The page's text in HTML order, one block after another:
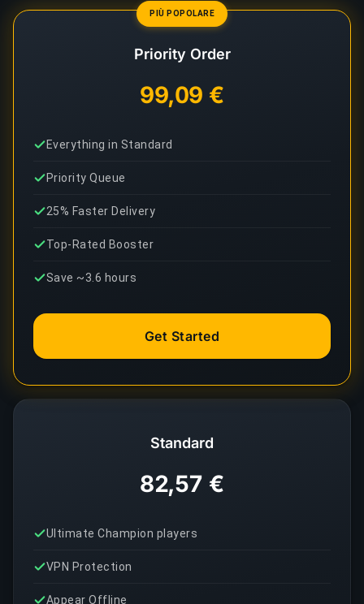
Standard
82,57 €
Ultimate Champion players
VPN Protection
Appear Offline
PIÙ POPOLARE
Priority Order
99,09 €
Everything in Standard
Priority Queue
25% Faster Delivery
Top-Rated Booster
Save ~3.6 hours
Get Started